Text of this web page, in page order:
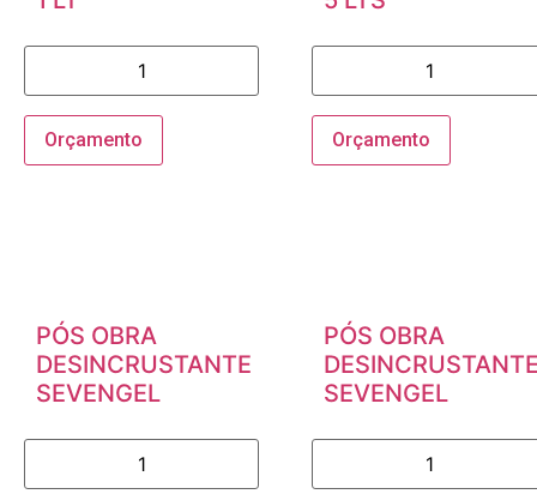
Orçamento Orçamento
PÓS OBRA
DESINCRUSTANTE
SEVENGEL
PÓS OBRA
SEVENGEL